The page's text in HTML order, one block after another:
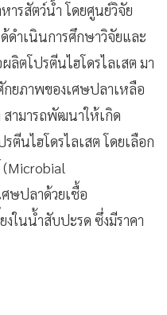
ารสัตว์น้ำ โดยศูนย์วิจัย
ำเนินการศึกษาวิจัยและ
ตโปรตีนไฮโดรไลเสต มา
กยภาพของเศษปลาเหลือ
สามารถพัฒนาให้เกิด
ตีนไฮโดรไลเสต โดยเลือก
(Microbial
ษปลาด้วยเชื้อ
ในน้ำสับปะรด ซึ่งมีราคา